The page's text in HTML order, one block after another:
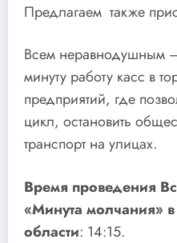
Предлагаем также
Всем неравнодушным
минуту работу касс в
предприятий, где
цикл, остановить
транспорт на улицах.
Время проведения
«Минута молчания»
области: 14:15.